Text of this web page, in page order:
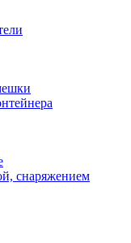
снаряжением